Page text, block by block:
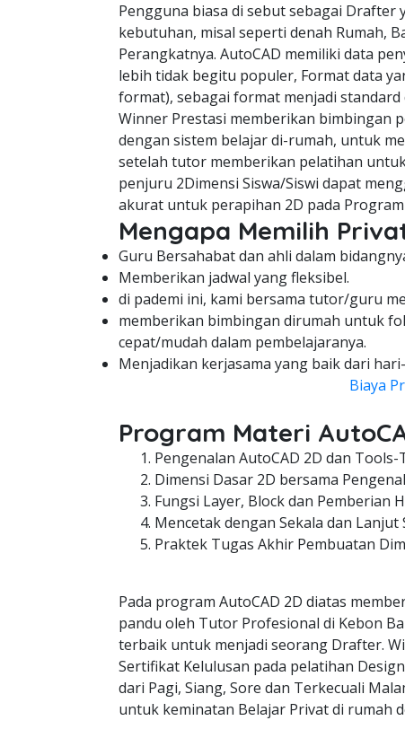
Pengguna biasa di sebut sebagai Drafter
kebutuhan, misal seperti denah Rumah,
Perangkatnya. AutoCAD memiliki data
lebih tidak begitu populer, Format data
format), sebagai format menjadi standard
Winner Prestasi memberikan bimbingan
dengan sistem belajar di-rumah, untuk
setelah tutor memberikan pelatihan
penjuru 2Dimensi Siswa/Siswi dapat
akurat untuk perapihan 2D pada Program
Mengapa Memilih
Guru Bersahabat dan ahli dalam
Memberikan jadwal yang fleksibel.
di pademi ini, kami bersama tutor/guru
memberikan bimbingan dirumah untuk
cepat/mudah dalam pembelajaranya.
Menjadikan kerjasama yang baik dari
Biaya
Program Materi
Pengenalan AutoCAD 2D dan
Dimensi Dasar 2D bersama
Fungsi Layer, Block dan Pemberian
Mencetak dengan Sekala dan
Praktek Tugas Akhir Pembuatan
Pada program AutoCAD 2D diatas
pandu oleh Tutor Profesional di Kebon
terbaik untuk menjadi seorang Drafter.
Sertifikat Kelulusan pada pelatihan
dari Pagi, Siang, Sore dan Terkecuali
untuk keminatan Belajar Privat di rumah